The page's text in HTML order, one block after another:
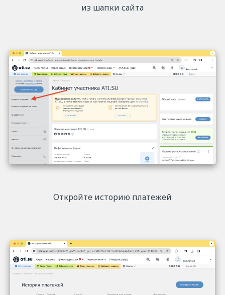
из шапки сайта
Откройте историю платежей